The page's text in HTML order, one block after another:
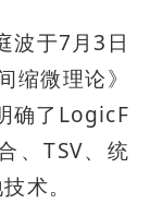
波于7月3日
缩微理论》
确了LogicF
、TSV、统
术。